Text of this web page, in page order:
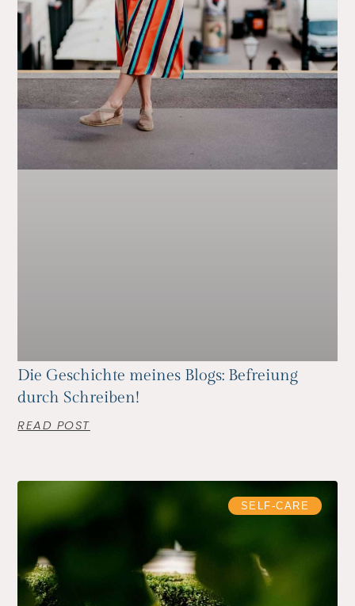
Die Geschichte meines Blogs: Befreiung
durch Schreiben!
READ POST
SELF-CARE